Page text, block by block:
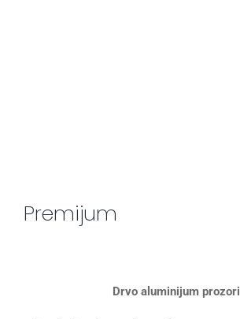
Premijum
Drvo aluminijum prozori